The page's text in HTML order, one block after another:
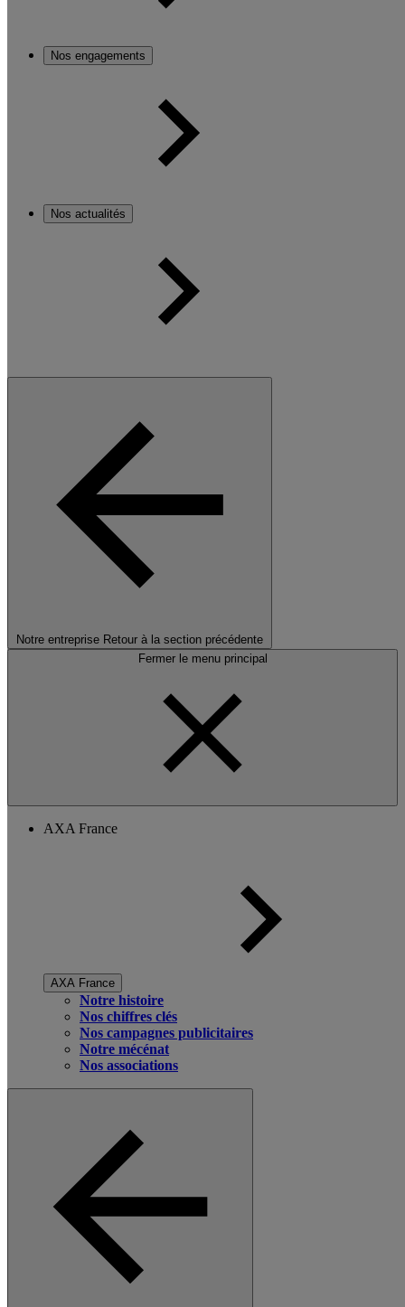
Nos engagements
Nos actualités
Notre entreprise Retour à la section précédente
Fermer le menu principal
AXA France
AXA France
Notre histoire
Nos chiffres clés
Nos campagnes publicitaires
Notre mécénat
Nos associations